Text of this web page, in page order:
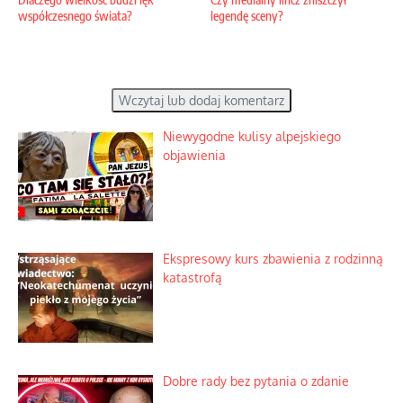
współczesnego świata?
legendę sceny?
Wczytaj lub dodaj komentarz
Niewygodne kulisy alpejskiego
objawienia
Ekspresowy kurs zbawienia z rodzinną
katastrofą
Dobre rady bez pytania o zdanie